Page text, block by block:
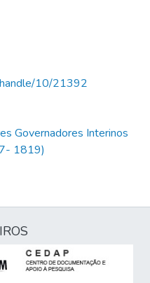
10/21392
Governadores Interinos
1819)